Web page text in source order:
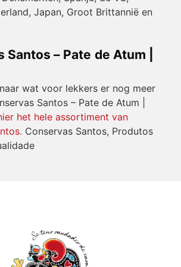
Japan, Groot Brittannië en
Santos – Pate de Atum |
wat voor lekkers er nog meer
Santos – Pate de Atum |
het hele assortiment van
Conservas Santos, Produtos